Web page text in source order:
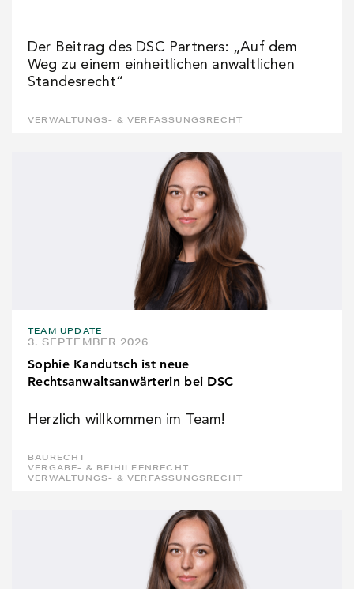
Der Beitrag des DSC Partners: „Auf dem
Weg zu einem einheitlichen anwaltlichen
Standesrecht“
VERWALTUNGS- & VERFASSUNGSRECHT
TEAM UPDATE
3. SEPTEMBER 2026
Sophie Kandutsch ist neue
Rechtsanwaltsanwärterin bei DSC
Herzlich willkommen im Team!
BAURECHT
VERGABE- & BEIHILFENRECHT
VERWALTUNGS- & VERFASSUNGSRECHT